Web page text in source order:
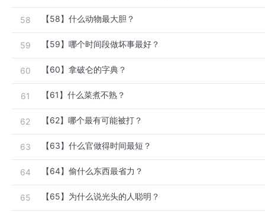
58 【58】什么动物最大胆？
59 【59】哪个时间段做坏事最好？
60 【60】拿破仑的字典？
61 【61】什么菜煮不熟？
62 【62】哪个最有可能被打？
63 【63】什么官做得时间最短？
64 【64】偷什么东西最省力？
65 【65】为什么说光头的人聪明？